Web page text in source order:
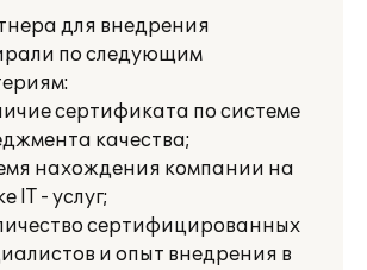
для внедрения
по следующим
сертификата по системе
качества;
нахождения компании на
IT - услуг;
сертифицированных
и опыт внедрения в